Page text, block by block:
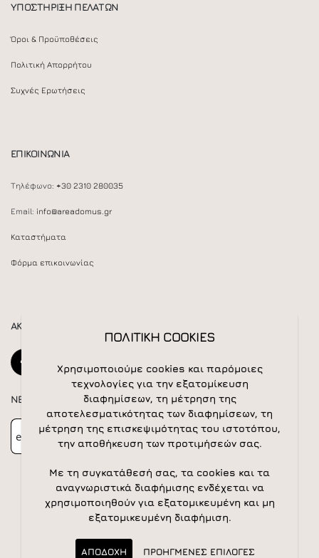
ΥΠΟΣΤΗΡΙΞΗ ΠΕΛΑΤΩΝ
Όροι & Προϋποθέσεις
Πολιτική Απορρήτου
Συχνές Ερωτήσεις
ΕΠΙΚΟΙΝΩΝΙΑ
Τηλέφωνο: +30 2310 280035
Email: info@areadomus.gr
Καταστήματα
Φόρμα επικοινωνίας
ΑΚΟΛΟΥΘΕΙΣΤΕ ΜΑΣ
NEWSLETTER
Newsletter Subscribe
ΠΟΛΙΤΙΚΗ COOKIES
Χρησιμοποιούμε cookies και παρόμοιες
τεχνολογίες για την εξατομίκευση
διαφημίσεων, τη μέτρηση της
αποτελεσματικότητας των διαφημίσεων, τη
μέτρηση της επισκεψιμότητας του ιστοτόπου,
την αποθήκευση των προτιμήσεών σας.
Με τη συγκατάθεσή σας, τα cookies και τα
αναγνωριστικά διαφήμισης ενδέχεται να
χρησιμοποιηθούν για εξατομικευμένη και μη
εξατομικευμένη διαφήμιση.
ΑΠΟΔΟΧΗ ΠΡΟΗΓΜΕΝΕΣ ΕΠΙΛΟΓΕΣ